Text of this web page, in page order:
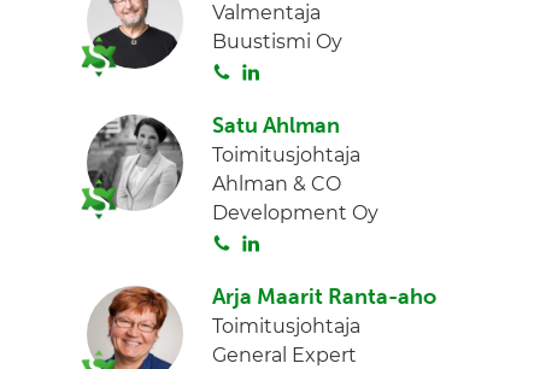
t
a
k
e
n
Valmentaja
Buustismi Oy
S
i
t
a
n
k
e
d
Satu Ahlman
Toimitusjohtaja
Ahlman & CO
Development Oy
S
i
t
a
n
k
e
Arja Maarit Ranta-aho
Toimitusjohtaja
General Expert